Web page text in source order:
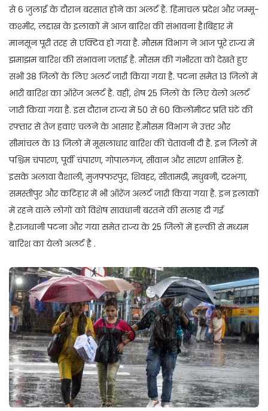
से 6 जुलाई के दौरान बरसात होने का अलर्ट है. हिमाचल प्रदेश और जम्मू-
कश्मीर, लद्दाख के इलाकों में आज बारिश की संभावना है।बिहार में
मानसून पूरी तरह से एक्टिव हो गया है. मौसम विभाग ने आज पूरे राज्य में
झमाझम बारिश की संभावना जताई है. मौसम की गंभीरता को देखते हुए
सभी 38 जिलों के लिए अलर्ट जारी किया गया है. पटना समेत 13 जिलों में
भारी बारिश का ऑरेंज अलर्ट है. वहीं, शेष 25 जिलों के लिए येलो अलर्ट
जारी किया गया है. इस दौरान राज्य में 50 से 60 किलोमीटर प्रति घंटे की
रफ्तार से तेज हवाएं चलने के आसार हैं.मौसम विभाग ने उत्तर और
सीमांचल के 13 जिलों में मूसलाधार बारिश की चेतावनी दी है. इन जिलों में
पश्चिम चंपारण, पूर्वी चंपारण, गोपालगंज, सीवान और सारण शामिल हैं.
इसके अलावा वैशाली, मुजफ्फरपुर, शिवहर, सीतामढ़ी, मधुबनी, दरभंगा,
समस्तीपुर और कटिहार में भी ऑरेंज अलर्ट जारी किया गया है. इन इलाकों
में रहने वाले लोगों को विशेष सावधानी बरतने की सलाह दी गई
है.राजधानी पटना और गया समेत राज्य के 25 जिलों में हल्की से मध्यम
बारिश का येलो अलर्ट है .